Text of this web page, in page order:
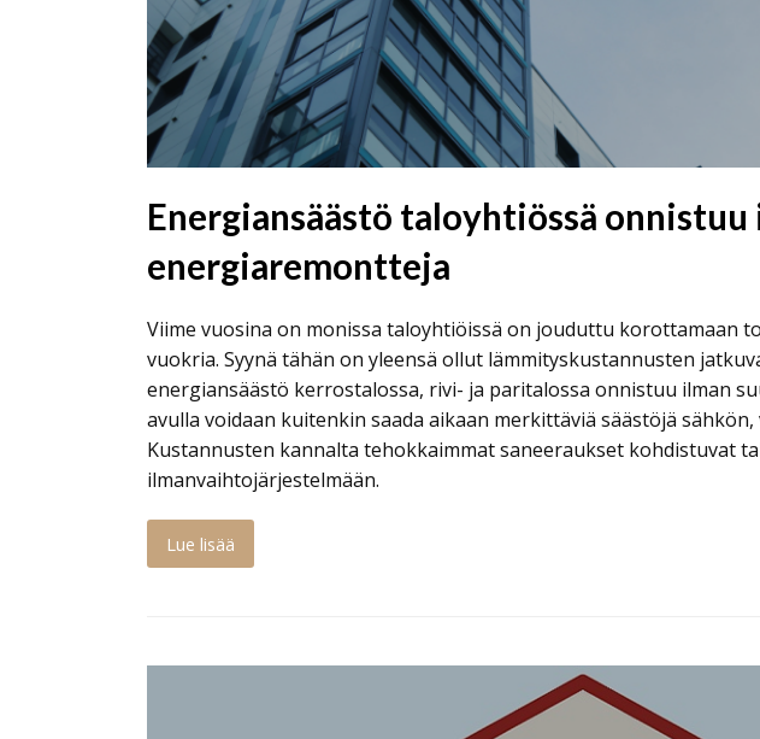
Energiansäästö taloyhtiössä onnistuu
energiaremontteja
Viime vuosina on monissa taloyhtiöissä on jouduttu korottamaan
vuokria. Syynä tähän on yleensä ollut lämmityskustannusten
energiansäästö kerrostalossa, rivi- ja paritalossa onnistuu ilman
avulla voidaan kuitenkin saada aikaan merkittäviä säästöjä
Kustannusten kannalta tehokkaimmat saneeraukset kohdistuvat
ilmanvaihtojärjestelmään.
Lue lisää